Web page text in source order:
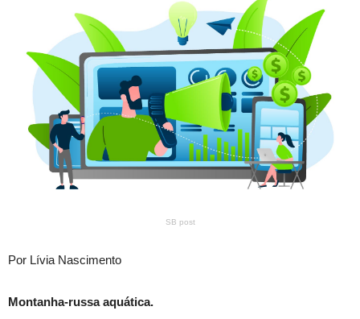
SB post
Por Lívia Nascimento
Montanha-russa aquática.